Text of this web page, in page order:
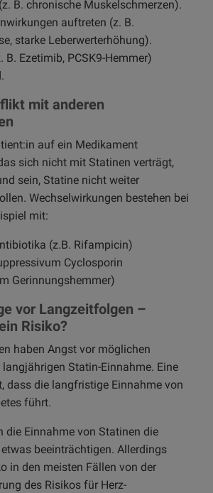
B. chronische Muskelschmerzen).
auftreten (z. B.
starke Leberwerterhöhung).
B. Ezetimib, PCSK9-Hemmer)
mit anderen
auf ein Medikament
sich nicht mit Statinen verträgt,
sein, Statine nicht weiter
Wechselwirkungen bestehen bei
mit:
(z.B. Rifampicin)
Cyclosporin
Gerinnungshemmer)
vor Langzeitfolgen –
Risiko?
haben Angst vor möglichen
Statin-Einnahme. Eine
dass die langfristige Einnahme von
führt.
die Einnahme von Statinen die
beeinträchtigen. Allerdings
in den meisten Fällen von der
des Risikos für Herz-